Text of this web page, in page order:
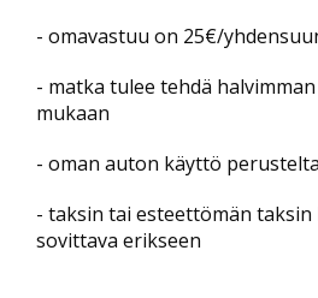
- omavastuu on 25€/
- matka tulee tehdä
mukaan
- oman auton käyttö
- taksin tai esteettömän
sovittava erikseen